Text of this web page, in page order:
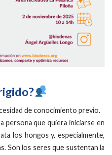
de conocimiento previo.
persona que quiera iniciarse en
los hongos y, especialmente,
Son los seres que sustentan la